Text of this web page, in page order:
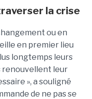
la crise
ou en
en premier lieu
longtemps leurs
renouvellent leur
», a souligné
de ne pas se